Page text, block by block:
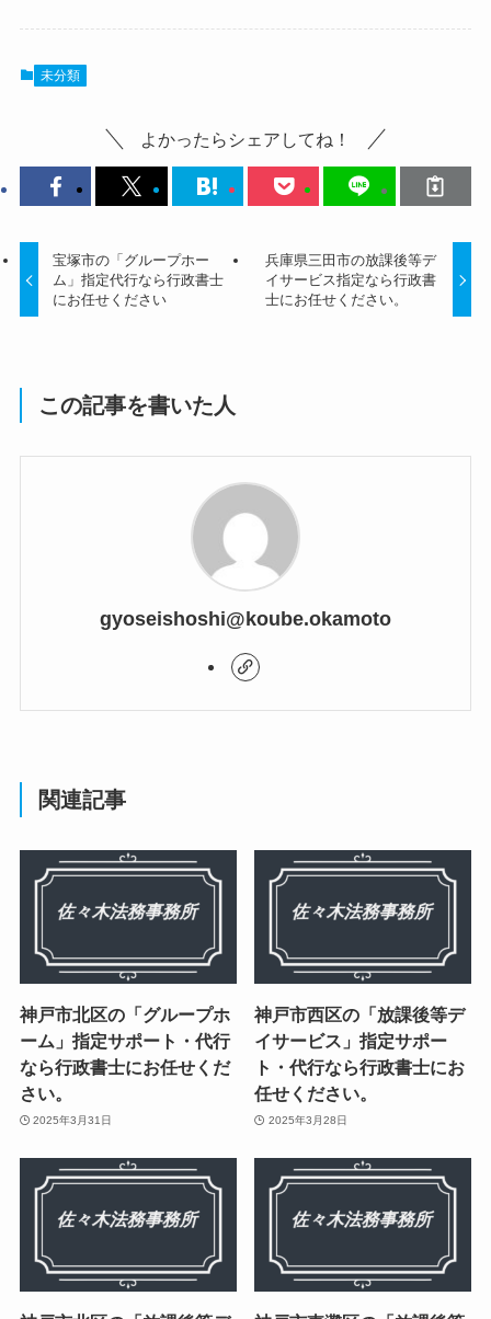
未分類
よかったらシェアしてね！
宝塚市の「グループホー
ム」指定代行なら行政書士
にお任せください
兵庫県三田市の放課後等デ
イサービス指定なら行政書
士にお任せください。
この記事を書いた人
gyoseishoshi@koube.okamoto
関連記事
神戸市北区の「グループホ
ーム」指定サポート・代行
なら行政書士にお任せくだ
さい。
2025年3月31日
神戸市西区の「放課後等デ
イサービス」指定サポー
ト・代行なら行政書士にお
任せください。
2025年3月28日